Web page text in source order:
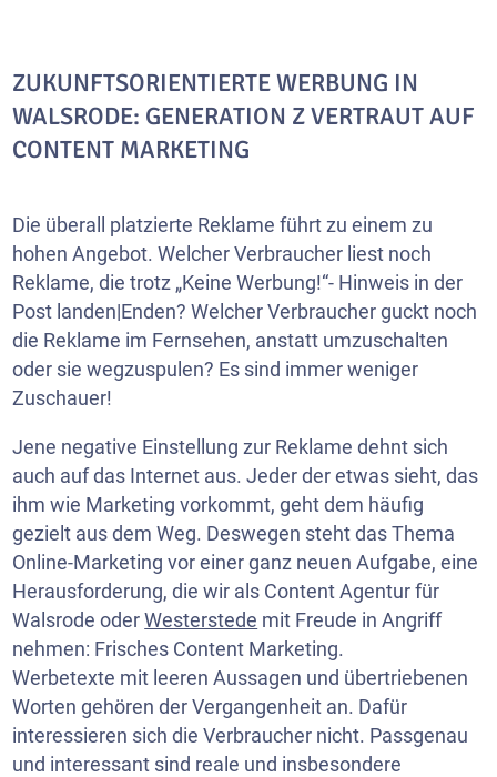
ZUKUNFTSORIENTIERTE WERBUNG IN
WALSRODE: GENERATION Z VERTRAUT AUF
CONTENT MARKETING
Die überall platzierte Reklame führt zu einem zu
hohen Angebot. Welcher Verbraucher liest noch
Reklame, die trotz „Keine Werbung!“- Hinweis in der
Post landen|Enden? Welcher Verbraucher guckt noch
die Reklame im Fernsehen, anstatt umzuschalten
oder sie wegzuspulen? Es sind immer weniger
Zuschauer!
Jene negative Einstellung zur Reklame dehnt sich
auch auf das Internet aus. Jeder der etwas sieht, das
ihm wie Marketing vorkommt, geht dem häufig
gezielt aus dem Weg. Deswegen steht das Thema
Online-Marketing vor einer ganz neuen Aufgabe, eine
Herausforderung, die wir als Content Agentur für
Walsrode oderWesterstede mit Freude in Angriff
nehmen: Frisches Content Marketing.
Werbetexte mit leeren Aussagen und übertriebenen
Worten gehören der Vergangenheit an. Dafür
interessieren sich die Verbraucher nicht. Passgenau
und interessant sind reale und insbesondere